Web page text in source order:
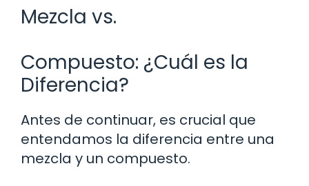
Mezcla vs.
Compuesto: ¿Cuál es la
Diferencia?
Antes de continuar, es crucial que
entendamos la diferencia entre una
mezcla y un compuesto.